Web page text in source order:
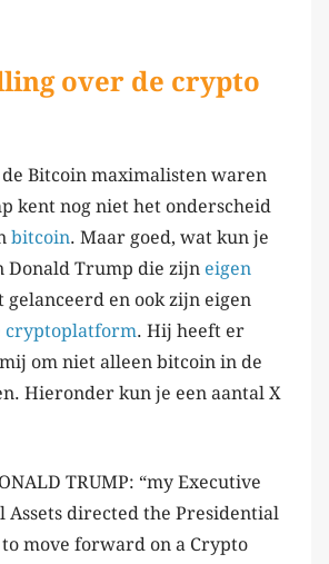
over de crypto
Bitcoin maximalisten waren
kent nog niet het onderscheid
bitcoin. Maar goed, wat kun je
Donald Trump die zijn eigen
gelanceerd en ook zijn eigen
cryptoplatform. Hij heeft er
om niet alleen bitcoin in de
Hieronder kun je een aantal X
TRUMP: “my Executive
Assets directed the Presidential
move forward on a Crypto